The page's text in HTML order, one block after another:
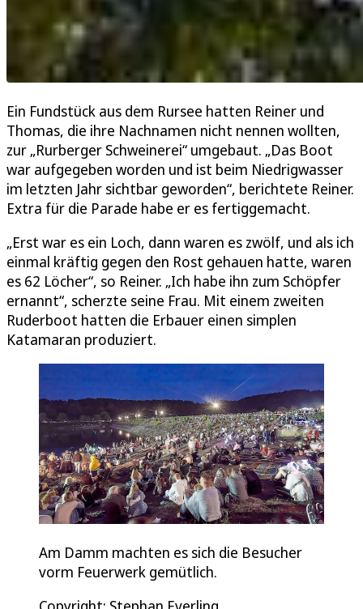
Ein Fundstück aus dem Rursee hatten Reiner und
Thomas, die ihre Nachnamen nicht nennen wollten,
zur „Rurberger Schweinerei“ umgebaut. „Das Boot
war aufgegeben worden und ist beim Niedrigwasser
im letzten Jahr sichtbar geworden“, berichtete Reiner.
Extra für die Parade habe er es fertiggemacht.
„Erst war es ein Loch, dann waren es zwölf, und als ich
einmal kräftig gegen den Rost gehauen hatte, waren
es 62 Löcher“, so Reiner. „Ich habe ihn zum Schöpfer
ernannt“, scherzte seine Frau. Mit einem zweiten
Ruderboot hatten die Erbauer einen simplen
Katamaran produziert.
Am Damm machten es sich die Besucher
vorm Feuerwerk gemütlich.